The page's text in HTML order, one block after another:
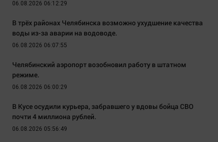
06.08.2026 06:12:29
В трёх районах Челябинска возможно ухудшение качества
воды из-за аварии на водоводе.
06.08.2026 06:07:55
Челябинский аэропорт возобновил работу в штатном
режиме.
06.08.2026 06:00:29
В Кусе осудили курьера, забравшего у вдовы бойца СВО
почти 4 миллиона рублей.
06.08.2026 05:56:49